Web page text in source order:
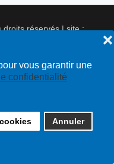
vous garantir une
confidentialité
Annuler
❌
droits réservés | site :